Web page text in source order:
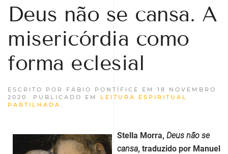
Deus não se cansa. A
misericórdia como
forma eclesial
ESCRITO POR FÁBIO PONTÍFICE EM 18 NOVEMBRO
2020 . PUBLICADO EM LEITURA ESPIRITUAL
PARTILHADA .
Stella Morra, Deus não se
cansa, traduzido por Manuel